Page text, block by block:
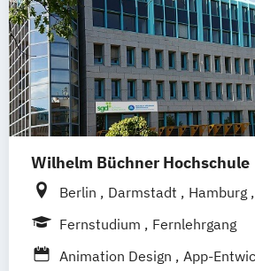
Wilhelm Büchner Hochschule
Berlin Darmstadt Hamburg
Bonn
Nürnberg München
Zürich Rostock Dortmund
Fernstudium
Fernlehrgang
Animation Design
App-